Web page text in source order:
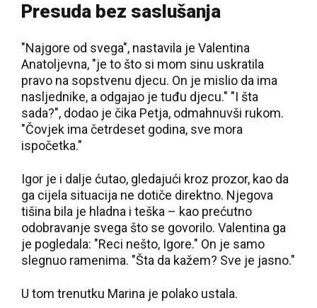
Presuda bez saslušanja
"Najgore od svega", nastavila je Valentina
Anatoljevna, "je to što si mom sinu uskratila
pravo na sopstvenu djecu. On je mislio da ima
nasljednike, a odgajao je tuđu djecu." "I šta
sada?", dodao je čika Petja, odmahnuvši rukom.
"Čovjek ima četrdeset godina, sve mora
ispočetka."
Igor je i dalje ćutao, gledajući kroz prozor, kao da
ga cijela situacija ne dotiče direktno. Njegova
tišina bila je hladna i teška – kao prećutno
odobravanje svega što se govorilo. Valentina ga
je pogledala: "Reci nešto, Igore." On je samo
slegnuo ramenima. "Šta da kažem? Sve je jasno."
U tom trenutku Marina je polako ustala.